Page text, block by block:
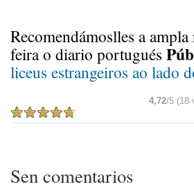
Recomendámoslles a
feira o diario portugués
liceus estrangeiros ao lado
4,72/5 (18
Sen comentarios